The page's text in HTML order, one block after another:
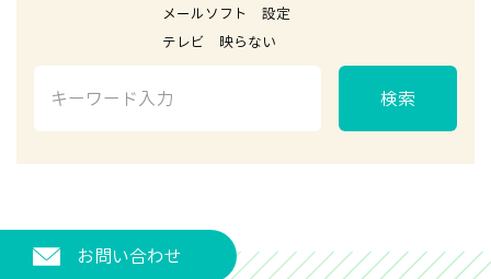
メールソフト 設定
テレビ 映らない
検索
お問い合わせ